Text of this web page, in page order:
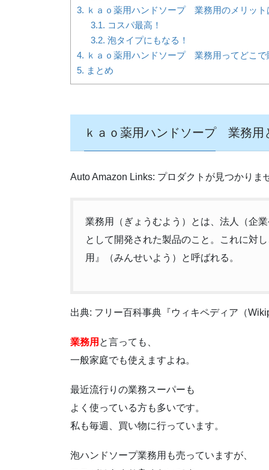
3. ｋａｏ薬用ハンドソープ 業務用のメリット
3.1. コスパ最高！
3.2. 泡タイプにもなる！
4. ｋａｏ薬用ハンドソープ 業務用ってどこで
5. まとめ
ｋａｏ薬用ハンドソープ 業務用
Auto Amazon Links: プロダクトが見つかりま
業務用（ぎょうむよう）とは、法人（企
として開発された製品のこと。これに対
用』（みんせいよう）と呼ばれる。
出典: フリー百科事典『ウィキペディア（
業務用 と言っても、
一般家庭でも使えますよね。
最近流行りの業務スーパーも
よく使っている方も多いです。
私も毎週、買い物に行っています。
泡ハンドソープ業務用も売っていますが、